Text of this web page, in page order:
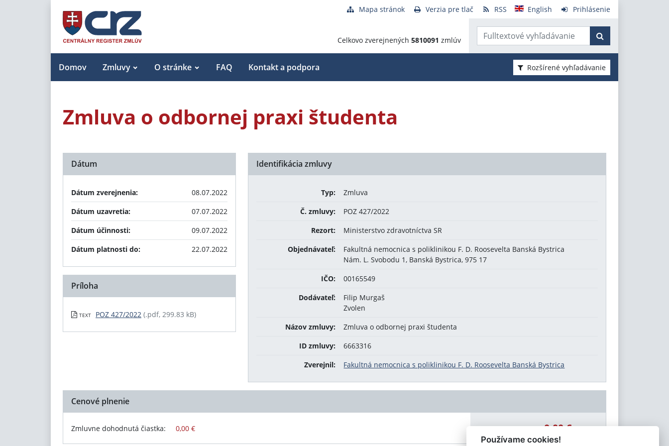
Mapa stránok Verzia pre tlač RSS English Prihlásenie
Celkovo zverejnených 5810091 zmlúv
Domov Zmluvy O stránke FAQ Kontakt a podpora Rozšírené vyhľadávanie
Zmluva o odbornej praxi študenta
Identifikácia zmluvy
Typ:
Zmluva
Č. zmluvy:
POZ 427/2022
Rezort:
Ministerstvo zdravotníctva SR
Objednávateľ:
Fakultná nemocnica s poliklinikou F. D. Roosevelta Banská Bystrica
Nám. L. Svobodu 1, Banská Bystrica, 975 17
IČO:
00165549
Dodávateľ:
Filip Murgaš
Zvolen
Názov zmluvy:
Zmluva o odbornej praxi študenta
ID zmluvy:
6663316
Zverejnil:
Fakultná nemocnica s poliklinikou F. D. Roosevelta Banská Bystrica
Dátum
Dátum zverejnenia:
08.07.2022
Dátum uzavretia:
07.07.2022
Dátum účinnosti:
09.07.2022
Dátum platnosti do:
22.07.2022
Príloha
TEXT POZ 427/2022 (.pdf, 299.83 kB)
Cenové plnenie
Zmluvne dohodnutá čiastka: 0,00 € Celková čiastka: 0,00 €
Používame cookies!